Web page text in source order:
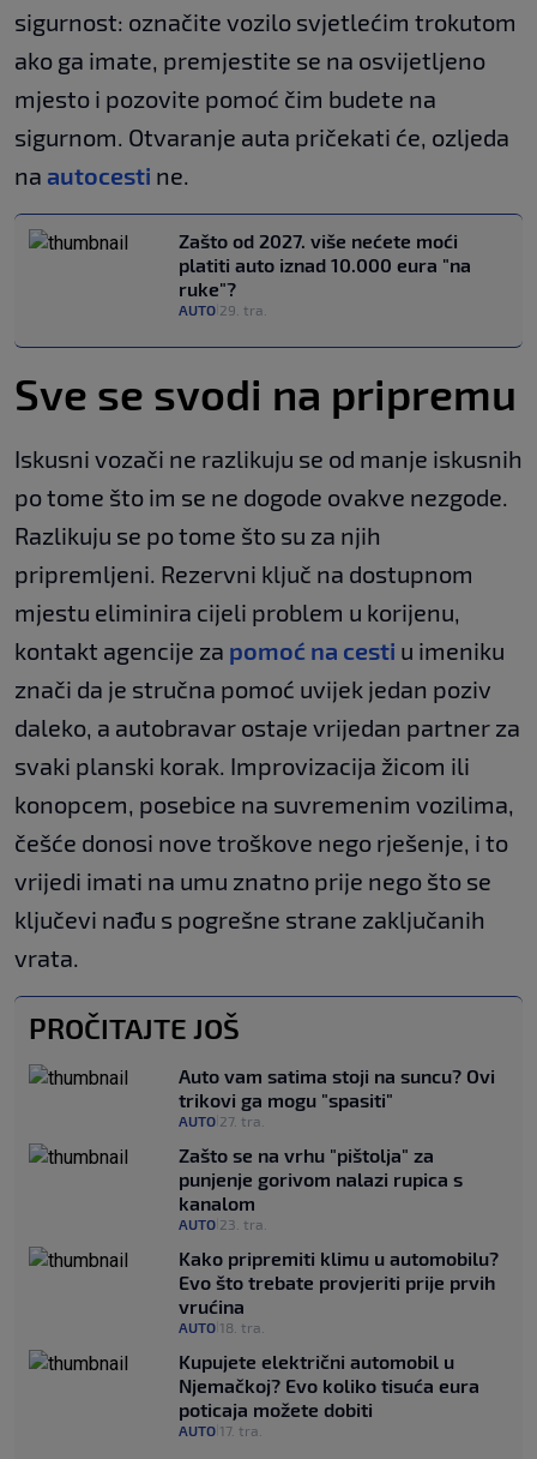
sigurnost: označite vozilo svjetlećim trokutom
ako ga imate, premjestite se na osvijetljeno
mjesto i pozovite pomoć čim budete na
sigurnom. Otvaranje auta pričekati će, ozljeda
na autocesti ne.
Zašto od 2027. više nećete moći
platiti auto iznad 10.000 eura "na
ruke"?
AUTO 29. tra.
Sve se svodi na pripremu
Iskusni vozači ne razlikuju se od manje iskusnih
po tome što im se ne dogode ovakve nezgode.
Razlikuju se po tome što su za njih
pripremljeni. Rezervni ključ na dostupnom
mjestu eliminira cijeli problem u korijenu,
kontakt agencije za pomoć na cesti u imeniku
znači da je stručna pomoć uvijek jedan poziv
daleko, a autobravar ostaje vrijedan partner za
svaki planski korak. Improvizacija žicom ili
konopcem, posebice na suvremenim vozilima,
češće donosi nove troškove nego rješenje, i to
vrijedi imati na umu znatno prije nego što se
ključevi nađu s pogrešne strane zaključanih
vrata.
PROČITAJTE JOŠ
Auto vam satima stoji na suncu? Ovi
trikovi ga mogu "spasiti"
AUTO 27. tra.
Zašto se na vrhu "pištolja" za
punjenje gorivom nalazi rupica s
kanalom
AUTO 23. tra.
Kako pripremiti klimu u automobilu?
Evo što trebate provjeriti prije prvih
vrućina
AUTO 18. tra.
Kupujete električni automobil u
Njemačkoj? Evo koliko tisuća eura
poticaja možete dobiti
AUTO 17. tra.